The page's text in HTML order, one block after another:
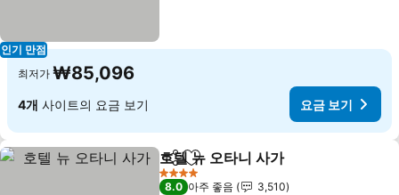
인기 만점
최저가 ₩85,096
4개 사이트의 요금 보기 요금 보기
공유 즐겨찾기에 추가
호텔 뉴 오타니 사가
4 성급
8.0 아주 좋음
3,510